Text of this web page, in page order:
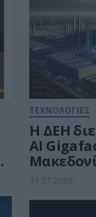
ΤΕΧΝΟΛΟΓΙΕΣ
Η ΔΕΗ
AI
31.07.2026